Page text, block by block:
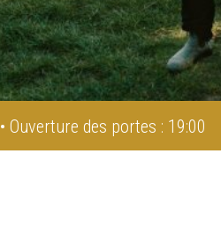
• Ouverture des portes : 19:00